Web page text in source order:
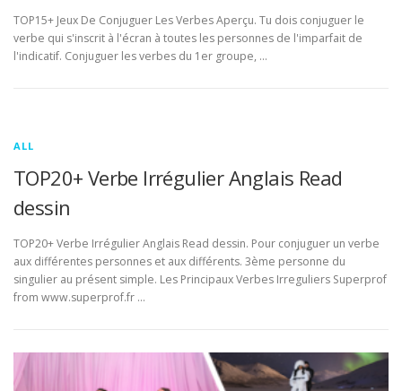
TOP15+ Jeux De Conjuguer Les Verbes Aperçu. Tu dois conjuguer le
verbe qui s'inscrit à l'écran à toutes les personnes de l'imparfait de
l'indicatif. Conjuguer les verbes du 1er groupe, …
ALL
TOP20+ Verbe Irrégulier Anglais Read
dessin
TOP20+ Verbe Irrégulier Anglais Read dessin. Pour conjuguer un verbe
aux différentes personnes et aux différents. 3ème personne du
singulier au présent simple. Les Principaux Verbes Irreguliers Superprof
from www.superprof.fr …